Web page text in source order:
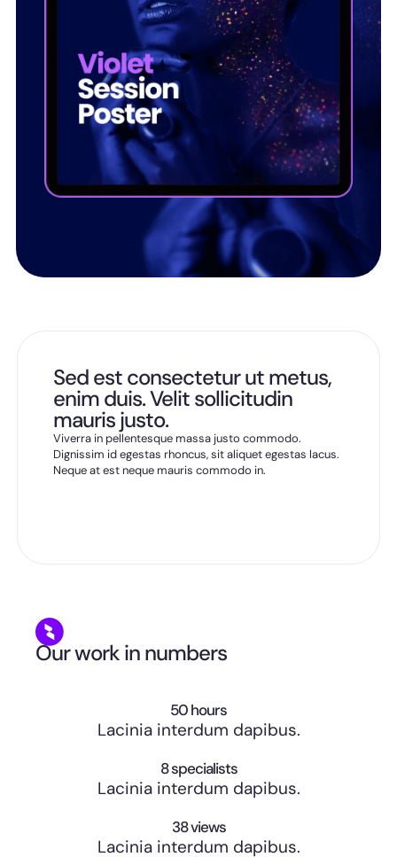
Sed est consectetur ut metus,
enim duis. Velit sollicitudin
mauris justo.
Viverra in pellentesque massa justo commodo.
Dignissim id egestas rhoncus, sit aliquet egestas lacus.
Neque at est neque mauris commodo in.
Our work in numbers
Lacinia interdum dapibus.
50 hours
Lacinia interdum dapibus.
8 specialists
Lacinia interdum dapibus.
38 views